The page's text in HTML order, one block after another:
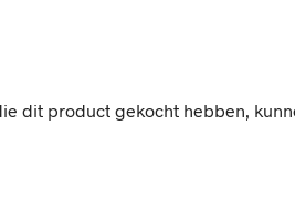
dit product gekocht hebben,